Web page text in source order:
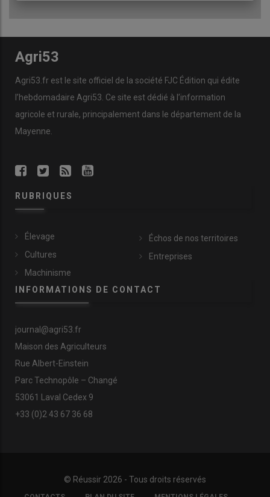
Agri53
Agri53.fr est le site officiel de la société FJC Édition qui édite
l’hebdomadaire Agri53. Ce site est dédié à l’information
agricole et rurale, principalement dans le département de la
Mayenne.
RUBRIQUES
Élevage
Cultures
Machinisme
Échos de nos territoires
Entreprises
INFORMATIONS DE CONTACT
journal@agri53.fr
Maison des Agriculteurs
Rue Albert-Einstein
Parc Technopôle – Changé
53061 Laval Cedex 9
+33 (0)2 43 67 36 68
© Réussir 2026 - Tous droits réservés
FOOTER